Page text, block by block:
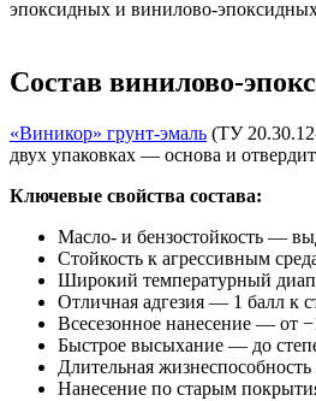
эпоксидных и винилово-
Состав винилово-
«Виникор» грунт-эмаль (ТУ
двух упаковках — основа и
Ключевые свойства состава:
Масло- и бензостойкость —
Стойкость к агрессивным
Широкий температурный
Отличная адгезия — 1 балл к
Всесезонное нанесение — от
Быстрое высыхание — до
Длительная
Нанесение по старым